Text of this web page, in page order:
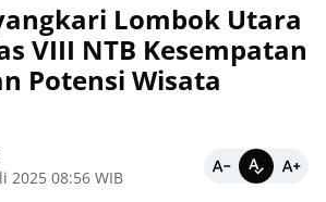
Lombok Utara
VIII NTB Kesempatan
Potensi Wisata
2025 08:56 WIB